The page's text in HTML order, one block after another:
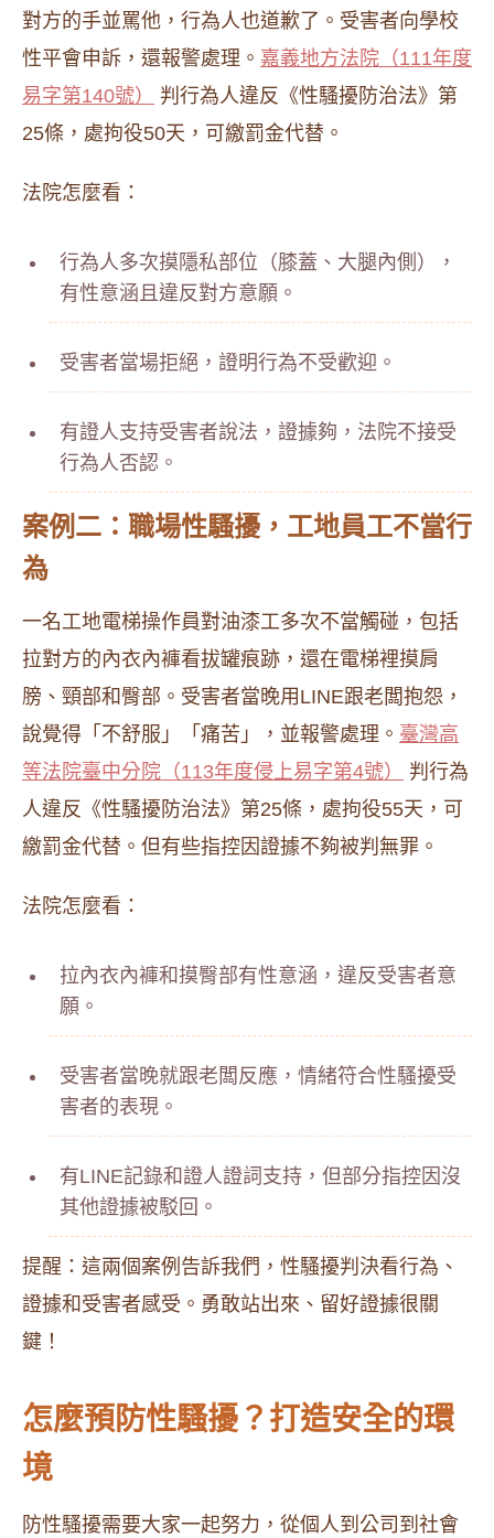
對方的手並罵他，行為人也道歉了。受害者向學校
性平會申訴，還報警處理。 嘉義地方法院（111年度
易字第140號）
判行為人違反《性騷擾防治法》第
25條，處拘役50天，可繳罰金代替。
法院怎麼看：
行為人多次摸隱私部位（膝蓋、大腿內側），
有性意涵且違反對方意願。
受害者當場拒絕，證明行為不受歡迎。
有證人支持受害者說法，證據夠，法院不接受
行為人否認。
案例二：職場性騷擾，工地員工不當行
為
一名工地電梯操作員對油漆工多次不當觸碰，包括
拉對方的內衣內褲看拔罐痕跡，還在電梯裡摸肩
膀、頸部和臀部。受害者當晚用LINE跟老闆抱怨，
說覺得「不舒服」「痛苦」，並報警處理。 臺灣高
等法院臺中分院（113年度侵上易字第4號）
判行為
人違反《性騷擾防治法》第25條，處拘役55天，可
繳罰金代替。但有些指控因證據不夠被判無罪。
法院怎麼看：
拉內衣內褲和摸臀部有性意涵，違反受害者意
願。
受害者當晚就跟老闆反應，情緒符合性騷擾受
害者的表現。
有LINE記錄和證人證詞支持，但部分指控因沒
其他證據被駁回。
提醒：這兩個案例告訴我們，性騷擾判決看行為、
證據和受害者感受。勇敢站出來、留好證據很關
鍵！
怎麼預防性騷擾？打造安全的環
境
防性騷擾需要大家一起努力，從個人到公司到社會